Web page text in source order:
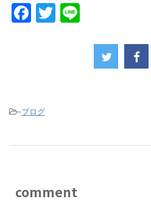
F
o
k
T
-ブログ
comment